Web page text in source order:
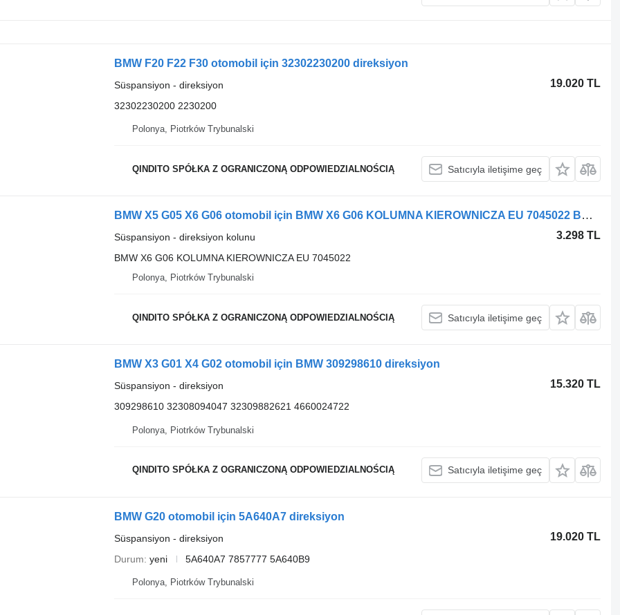
BMW F20 F22 F30 otomobil için 32302230200 direksiyon
19.020 TL
Süspansiyon - direksiyon
32302230200 2230200
Polonya, Piotrków Trybunalski
QINDITO SPÓŁKA Z OGRANICZONĄ ODPOWIEDZIALNOŚCIĄ Satıcıyla iletişime geç
BMW X5 G05 X6 G06 otomobil için BMW X6 G06 KOLUMNA KIEROWNICZA EU 7045022 BMW direksiyon kolunu
3.298 TL
Süspansiyon - direksiyon kolunu
BMW X6 G06 KOLUMNA KIEROWNICZA EU 7045022
Polonya, Piotrków Trybunalski
QINDITO SPÓŁKA Z OGRANICZONĄ ODPOWIEDZIALNOŚCIĄ Satıcıyla iletişime geç
BMW X3 G01 X4 G02 otomobil için BMW 309298610 direksiyon
15.320 TL
Süspansiyon - direksiyon
309298610 32308094047 32309882621 4660024722
Polonya, Piotrków Trybunalski
QINDITO SPÓŁKA Z OGRANICZONĄ ODPOWIEDZIALNOŚCIĄ Satıcıyla iletişime geç
BMW G20 otomobil için 5A640A7 direksiyon
19.020 TL
Süspansiyon - direksiyon
Durum yeni 5A640A7 7857777 5A640B9
Polonya, Piotrków Trybunalski